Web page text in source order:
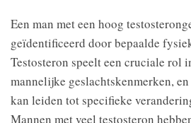
Een man met een hoog
geïdentificeerd door bepaalde
Testosteron speelt een cruciale rol
mannelijke geslachtskenmerken,
kan leiden tot specifieke
Mannen met veel testosteron